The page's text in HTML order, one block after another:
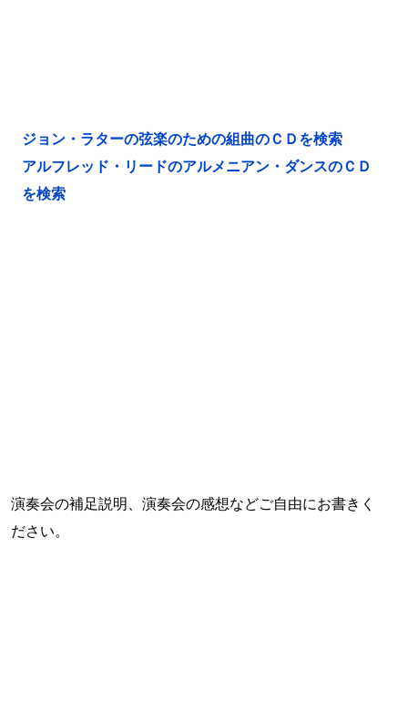
ジョン・ラターの弦楽のための組曲のＣＤを検索
アルフレッド・リードのアルメニアン・ダンスのＣＤ
を検索
演奏会の補足説明、演奏会の感想などご自由にお書きく
ださい。